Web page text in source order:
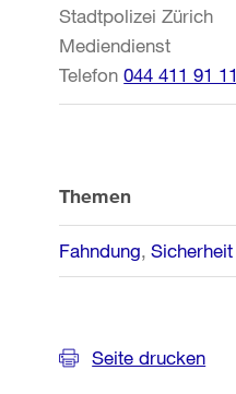
Stadtpolizei Zürich
Mediendienst
Telefon 044 411 91 11
Themen
Fahndung Sicherheit
Seite drucken